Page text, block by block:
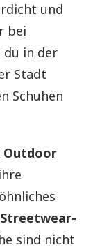
und
bei
du in der
Stadt
Schuhen
Outdoor
sind nicht